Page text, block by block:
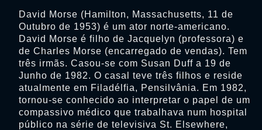
David Morse (Hamilton, Massachusetts, 11 de
Outubro de 1953) é um ator norte-americano.
David Morse é filho de Jacquelyn (professora) e
de Charles Morse (encarregado de vendas). Tem
três irmãs. Casou-se com Susan Duff a 19 de
Junho de 1982. O casal teve três filhos e reside
atualmente em Filadélfia, Pensilvânia. Em 1982,
tornou-se conhecido ao interpretar o papel de um
compassivo médico que trabalhava num hospital
público na série de televisiva St. Elsewhere,